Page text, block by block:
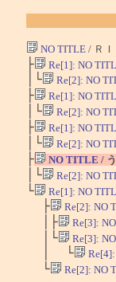
NO TITLE/ ＲＩ
├ Re[1]: NO
│└ Re[2]: NO
├ Re[1]: NO
│└ Re[2]: NO
├ Re[1]: NO
│└ Re[2]: NO
├ NO TITLE /
│└ Re[2]: NO
└ Re[1]: NO
├ Re[2]: NO
│├ Re[3]:
│└ Re[3]:
│ └
└ Re[2]: NO